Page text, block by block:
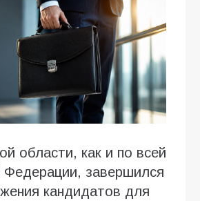
области, как и по всей
Федерации, завершился
кандидатов для